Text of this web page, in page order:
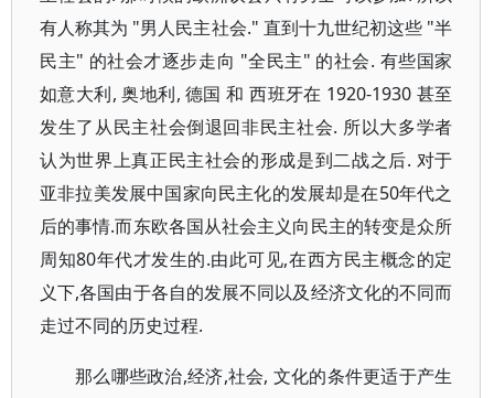
有人称其为 "男人民主社会." 直到十九世纪初这些 "半
民主" 的社会才逐步走向 "全民主" 的社会. 有些国家
如意大利, 奥地利, 德国 和 西班牙在 1920-1930 甚至
发生了从民主社会倒退回非民主社会. 所以大多学者
认为世界上真正民主社会的形成是到二战之后. 对于
亚非拉美发展中国家向民主化的发展却是在50年代之
后的事情.而东欧各国从社会主义向民主的转变是众所
周知80年代才发生的.由此可见,在西方民主概念的定
义下,各国由于各自的发展不同以及经济文化的不同而
走过不同的历史过程.
那么哪些政治,经济,社会, 文化的条件更适于产生